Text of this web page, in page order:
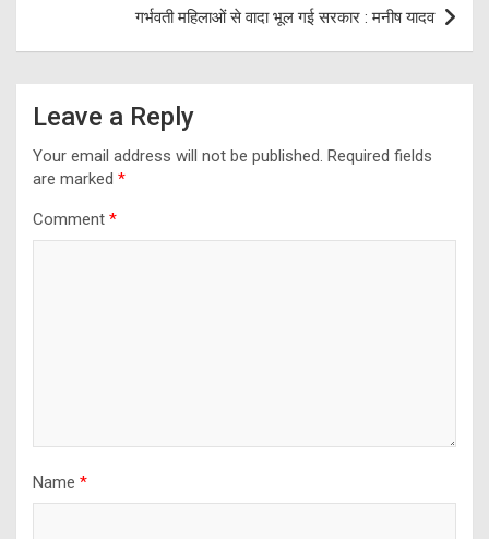
गर्भवती महिलाओं से वादा भूल गई सरकार : मनीष यादव
Leave a Reply
Your email address will not be published. Required fields
are marked *
Comment *
Name *